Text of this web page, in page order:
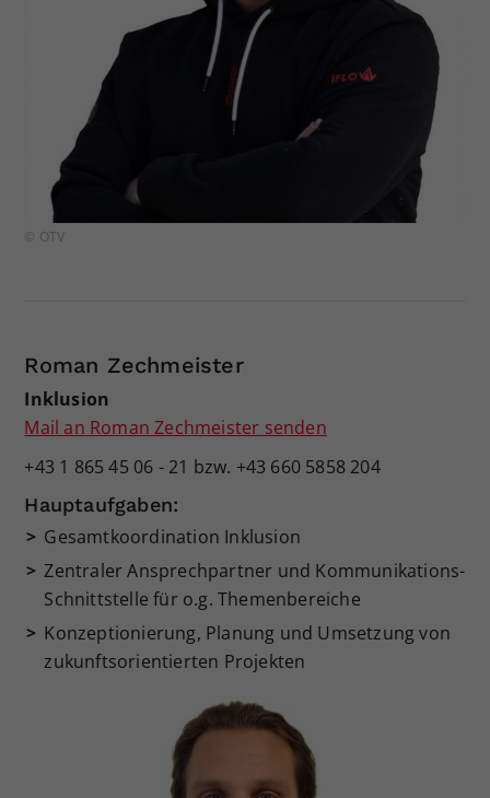
© ÖTV
Roman Zechmeister
Inklusion
Mail an Roman Zechmeister senden
+43 1 865 45 06 - 21 bzw. +43 660 5858 204
Hauptaufgaben:
Gesamtkoordination Inklusion
Zentraler Ansprechpartner und Kommunikations-
Schnittstelle für o.g. Themenbereiche
Konzeptionierung, Planung und Umsetzung von
zukunftsorientierten Projekten